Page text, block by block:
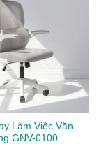
Làm Việc Văn
GNV-0100